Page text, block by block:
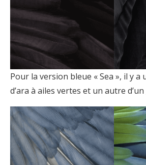
Pour la version bleue « Sea », il y a
d’ara à ailes vertes et un autre